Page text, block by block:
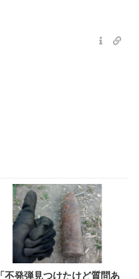
「不発弾見つけたけど質問あ